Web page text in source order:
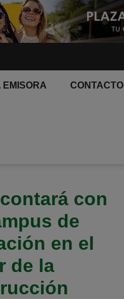
EMISORA CONTACTO
con
de
en el
de la